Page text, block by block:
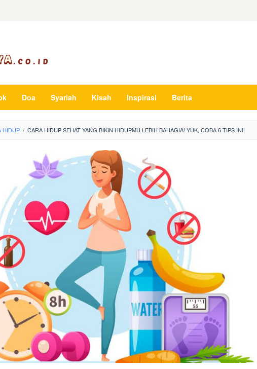
Doa Syariah Kisah Inspirasi Berita
HIDUP / CARA HIDUP SEHAT YANG BIKIN HIDUPMU LEBIH BAHAGIA! YUK, COBA 6 TIPS INI!